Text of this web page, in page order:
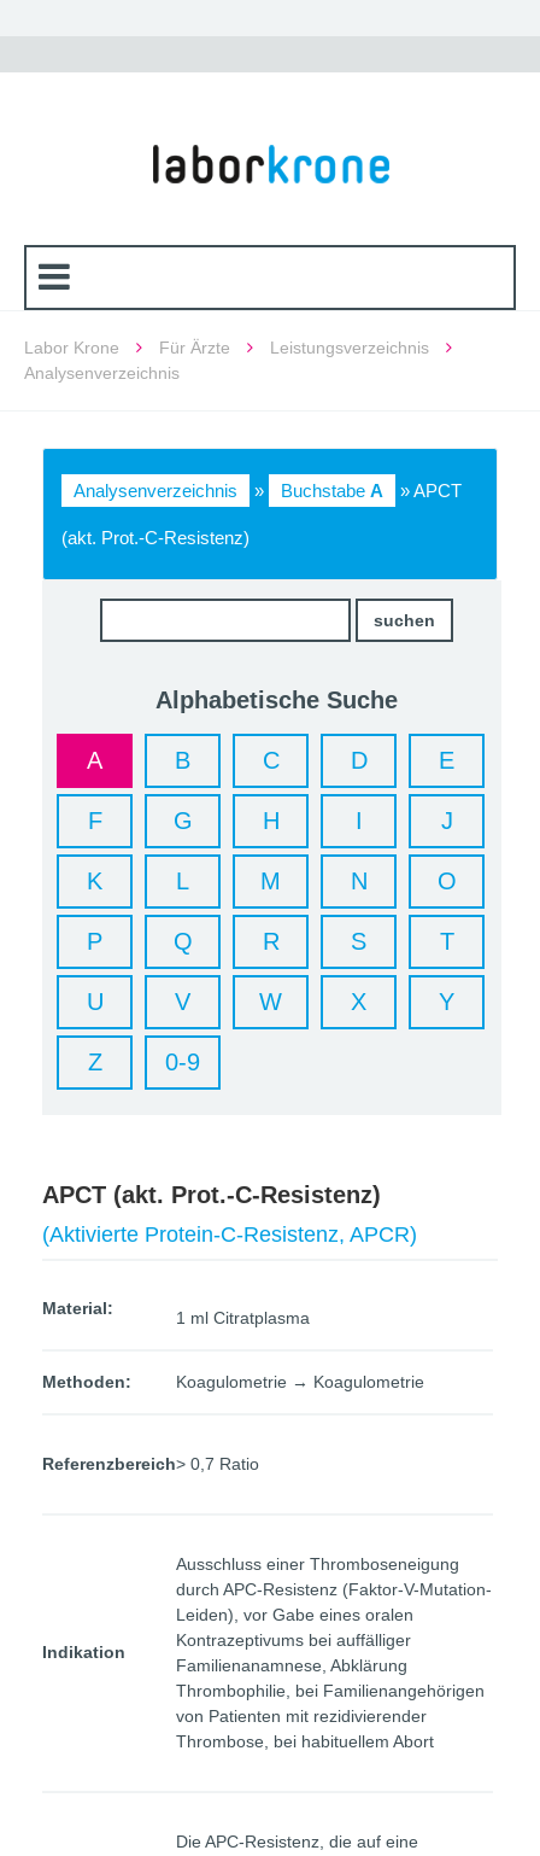
Labor Krone Für Ärzte
Leistungsverzeichnis
Analysenverzeichnis
Analysenverzeichnis » Buchstabe A » APCT
(akt. Prot.-C-Resistenz)
Alphabetische Suche
A B C D E
F G H I J
K L M N O
P Q R S T
U V W X Y
Z 0-9
APCT (akt. Prot.-C-Resistenz)
(Aktivierte Protein-C-Resistenz, APCR)
Material: 1 ml Citratplasma
Methoden: Koagulometrie → Koagulometrie
Referenzbereich> 0,7 Ratio
Indikation
Ausschluss einer Thromboseneigung
durch APC-Resistenz (Faktor-V-Mutation-
Leiden), vor Gabe eines oralen
Kontrazeptivums bei auffälliger
Familienanamnese, Abklärung
Thrombophilie, bei Familienangehörigen
von Patienten mit rezidivierender
Thrombose, bei habituellem Abort
Die APC-Resistenz, die auf eine